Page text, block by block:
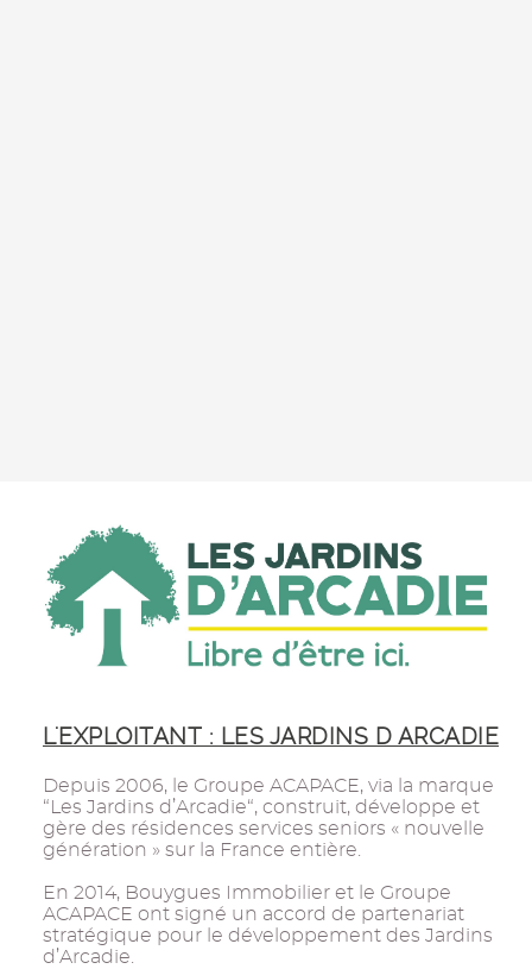
L'EXPLOITANT : LES JARDINS D ARCADIE
Depuis 2006, le Groupe ACAPACE, via la marque
“Les Jardins d’Arcadie“, construit, développe et
gère des résidences services seniors « nouvelle
génération » sur la France entière.
En 2014, Bouygues Immobilier et le Groupe
ACAPACE ont signé un accord de partenariat
stratégique pour le développement des Jardins
d’Arcadie.